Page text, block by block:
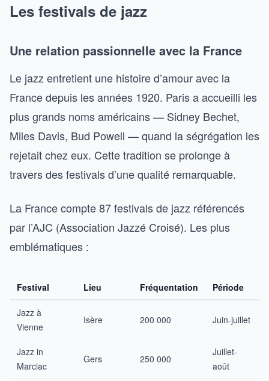
Les festivals de jazz
Une relation passionnelle avec la France
Le jazz entretient une histoire d’amour avec la
France depuis les années 1920. Paris a accueilli les
plus grands noms américains — Sidney Bechet,
Miles Davis, Bud Powell — quand la ségrégation les
rejetait chez eux. Cette tradition se prolonge à
travers des festivals d’une qualité remarquable.
La France compte 87 festivals de jazz référencés
par l’AJC (Association Jazzé Croisé). Les plus
emblématiques :
Festival Lieu Fréquentation Période
Jazz à
Vienne
Isère 200 000 Juin-juillet
Jazz in
Marciac
Gers 250 000
Juillet-
août